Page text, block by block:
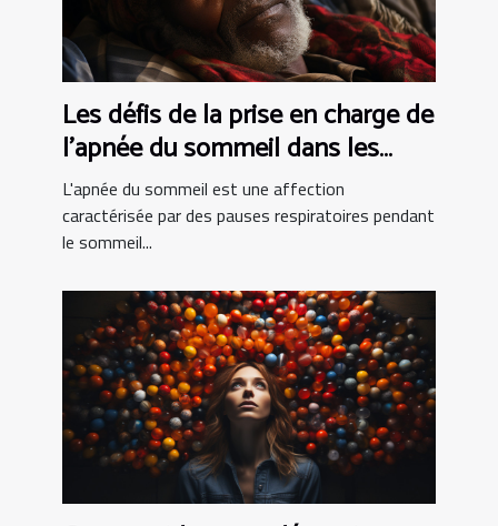
Les défis de la prise en charge de
l'apnée du sommeil dans les
pays en développement
L'apnée du sommeil est une affection
caractérisée par des pauses respiratoires pendant
le sommeil...